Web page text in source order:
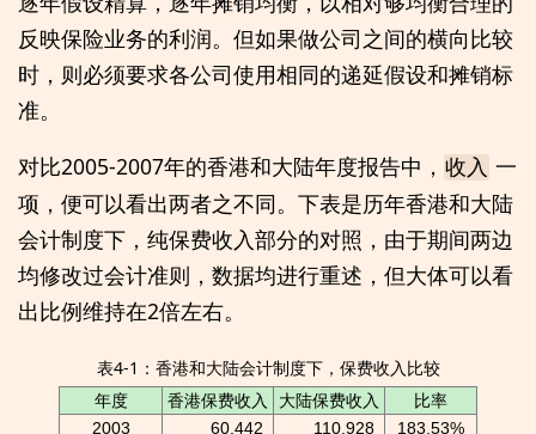
反映保险业务的利润。但如果做公司之间的横向比较
时，则必须要求各公司使用相同的递延假设和摊销标
准。
对比2005-2007年的香港和大陆年度报告中， 收入 一
项，便可以看出两者之不同。下表是历年香港和大陆
会计制度下，纯保费收入部分的对照，由于期间两边
均修改过会计准则，数据均进行重述，但大体可以看
出比例维持在2倍左右。
表4-1：香港和大陆会计制度下，保费收入比较
年度
香港保费收入 大陆保费收入 比率
2003 60,442 110,928
183.53%